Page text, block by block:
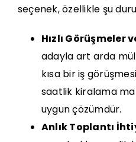
seçenek, özellikle şu
Hızlı Görüşmeler
adayla art arda
kısa bir iş
saatlik kiralama
uygun çözümdür.
Anlık Toplantı